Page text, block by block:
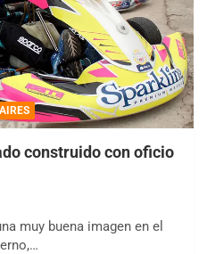
construido con oficio
muy buena imagen en el